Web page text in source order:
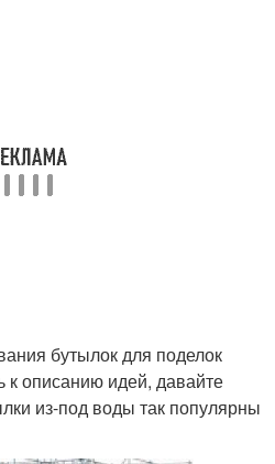
бутылок для поделок
к описанию идей, давайте
из-под воды так популярны